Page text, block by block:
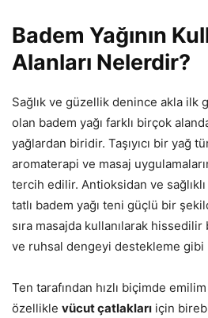
Badem Yağının
Alanları Nelerdir?
Sağlık ve güzellik denince akla ilk
olan badem yağı farklı birçok
yağlardan biridir. Taşıyıcı bir yağ
aromaterapi ve masaj
tercih edilir. Antioksidan ve
tatlı badem yağı teni güçlü bir
sıra masajda kullanılarak
ve ruhsal dengeyi destekleme
Ten tarafından hızlı biçimde
özellikle vücut çatlakları için